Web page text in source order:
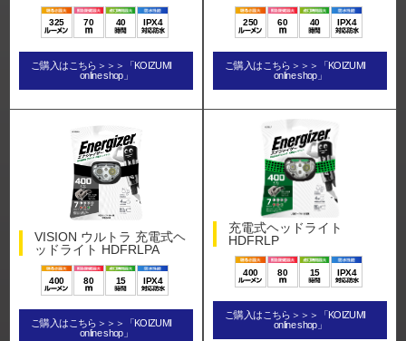
325 70 40 IPX4
ご購入はこちら＞＞＞「KOIZUMI
online shop」
250 60 40 IPX4
ご購入はこちら＞＞＞「KOIZUMI
online shop」
VISION ウルトラ 充電式ヘ
ッドライト HDFRLPA
400 80 15 IPX4
ご購入はこちら＞＞＞「KOIZUMI
online shop」
充電式ヘッドライト
HDFRLP
400 80 15 IPX4
ご購入はこちら＞＞＞「KOIZUMI
online shop」